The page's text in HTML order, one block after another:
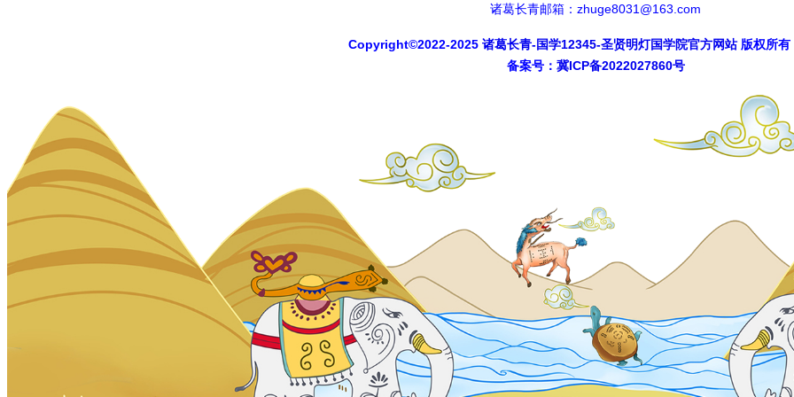
*周易八卦：中国周易八卦文化智慧
** ** ** 最新文章 ** ** **
素食好处：如何吃素食？素食是什么等？
* 诸葛长青：吴承恩写《西游记》劝人行善
放生鱼类：养殖的鱼能放生吗？
诸葛长青：《易经》的中心思想是什么？
国学研究：孝敬父母是立身之本
*修行精进：谦虚好问才能学到知识
** ** ** 随机文章 ** ** **
诸葛长青邮箱：zhuge8031@163.com
Copyright©2022-2025 诸葛长青-国学12345-圣贤明灯国学院官方网站版权所有
备案号： 冀ICP备2022027860号